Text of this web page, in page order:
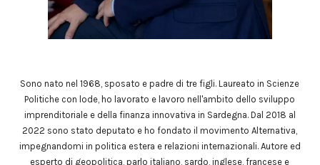
Sono nato nel 1968, sposato e padre di tre figli. Laureato in Scienze
Politiche con lode, ho lavorato e lavoro nell'ambito dello sviluppo
imprenditoriale e della finanza innovativa in Sardegna. Dal 2018 al
2022 sono stato deputato e ho fondato il movimento Alternativa,
impegnandomi in politica estera e relazioni internazionali. Autore ed
esperto di geopolitica, parlo italiano, sardo, inglese, francese e